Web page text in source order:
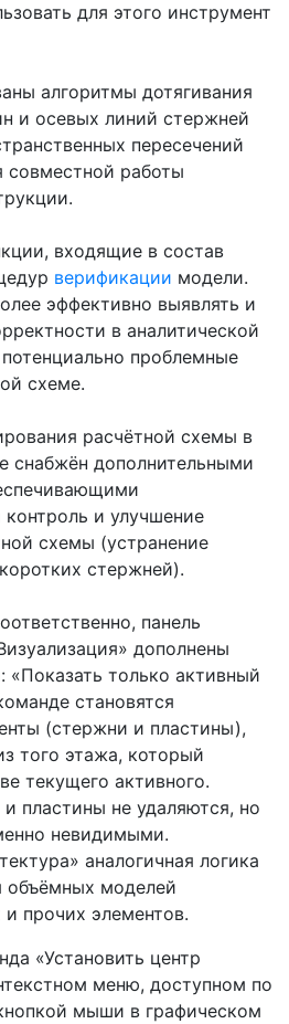
для этого инструмент
алгоритмы дотягивания
и осевых линий стержней
пересечений
совместной работы
входящие в состав
верификации модели.
эффективно выявлять и
в аналитической
проблемные
схеме.
расчётной схемы в
снабжён дополнительными
и улучшение
схемы (устранение
стержней).
панель
дополнены
«Показать только активный
становятся
(стержни и пластины),
того этажа, который
текущего активного.
пластины не удаляются, но
невидимыми.
аналогичная логика
объёмных моделей
прочих элементов.
«Установить центр
меню, доступном по
мыши в графическом